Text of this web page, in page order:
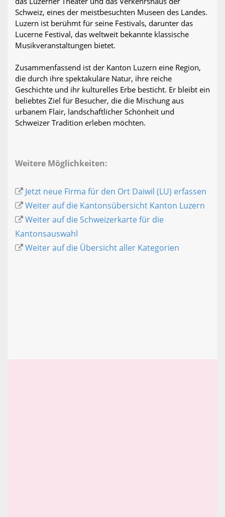
Schweiz, eines der meistbesuchten Museen des Landes.
Luzern ist berühmt für seine Festivals, darunter das
Lucerne Festival, das weltweit bekannte klassische
Musikveranstaltungen bietet.
Zusammenfassend ist der Kanton Luzern eine Region,
die durch ihre spektakuläre Natur, ihre reiche
Geschichte und ihr kulturelles Erbe besticht. Er bleibt ein
beliebtes Ziel für Besucher, die die Mischung aus
urbanem Flair, landschaftlicher Schönheit und
Schweizer Tradition erleben möchten.
Weitere Möglichkeiten:
Jetzt neue Firma für den Ort Daiwil (LU) erfassen
Weiter auf die Kantonsübersicht Kanton Luzern
Weiter auf die Schweizerkarte für die
Kantonsauswahl
Weiter auf die Übersicht aller Kategorien